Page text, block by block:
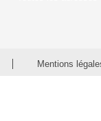
Mentions